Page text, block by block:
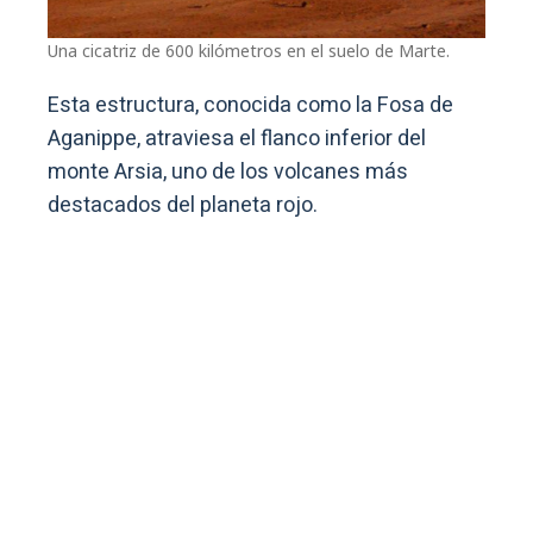
Una cicatriz de 600 kilómetros en el suelo de Marte.
Esta estructura, conocida como la Fosa de
Aganippe, atraviesa el flanco inferior del
monte Arsia, uno de los volcanes más
destacados del planeta rojo.